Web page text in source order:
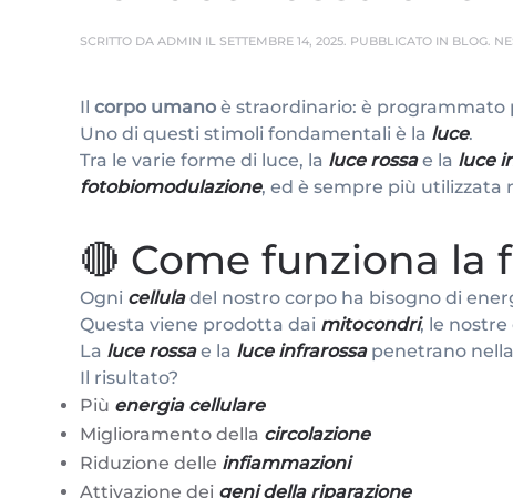
SCRITTO DA ADMIN IL SETTEMBRE 14, 2025. PUBBLICATO IN BLOG.
Il corpo umano è straordinario: è programmato
Uno di questi stimoli fondamentali è la luce.
Tra le varie forme di luce, la luce rossae la luce
fotobiomodulazione, ed è sempre più
🔴 Come funziona
Ogni celluladel nostro corpo ha bisogno di
Questa viene prodotta dai mitocondri, le
La luce rossae la luce infrarossapenetrano
Il risultato?
Più energia cellulare
Miglioramento della circolazione
Riduzione delle infiammazioni
Attivazione dei geni della riparazione